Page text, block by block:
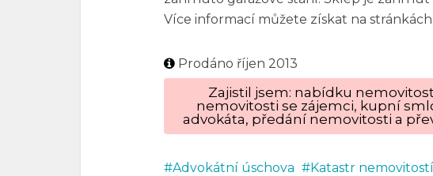
Více informací můžete získat na
Prodáno říjen 2013
Zajistil jsem: nabídku
nemovitosti se zájemci, kupní
advokáta, předání nemovitosti a
Advokátní úschova Katastr nemovitostí